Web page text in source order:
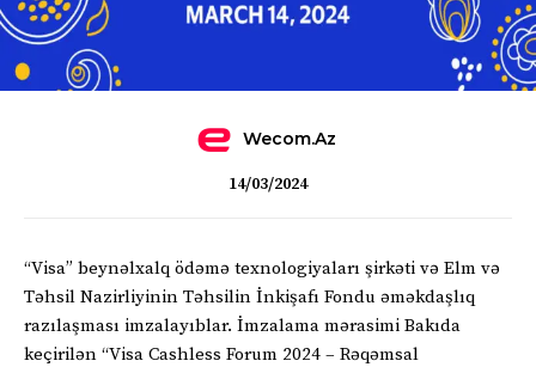
Wecom.az
14/03/2024
“Visa” beynəlxalq ödəmə texnologiyaları şirkəti və Elm və
Təhsil Nazirliyinin Təhsilin İnkişafı Fondu əməkdaşlıq
razılaşması imzalayıblar. İmzalama mərasimi Bakıda
keçirilən “Visa Cashless Forum 2024 – Rəqəmsal